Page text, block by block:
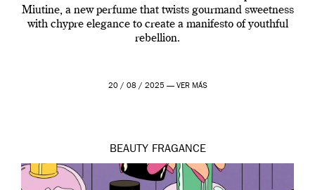
Miutine, a new perfume that twists gourmand sweetness
with chypre elegance to create a manifesto of youthful
rebellion.
20 / 08 / 2025 — VER MÁS
BEAUTY FRAGANCE